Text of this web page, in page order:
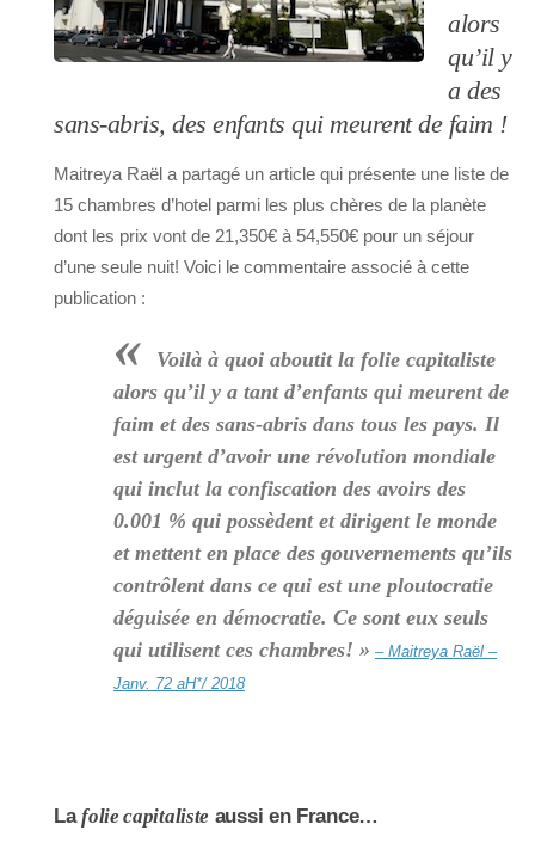
alors
qu’il y
a des
sans-abris, des enfants qui meurent de faim !
Maitreya Raël a partagé un article qui présente une liste de
15 chambres d’hotel parmi les plus chères de la planète
dont les prix vont de 21,350€ à 54,550€ pour un séjour
d’une seule nuit! Voici le commentaire associé à cette
publication :
«
Voilà à quoi aboutit la folie capitaliste
alors qu’il y a tant d’enfants qui meurent de
faim et des sans-abris dans tous les pays. Il
est urgent d’avoir une révolution mondiale
qui inclut la confiscation des avoirs des
0.001 % qui possèdent et dirigent le monde
et mettent en place des gouvernements qu’ils
contrôlent dans ce qui est une ploutocratie
déguisée en démocratie. Ce sont eux seuls
qui utilisent ces chambres! » – Maitreya Raël –
Janv. 72 aH*/ 2018
Lafolie capitaliste aussi en France…